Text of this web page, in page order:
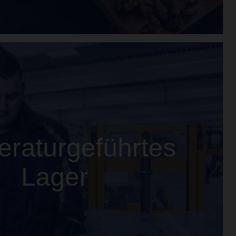
Lager